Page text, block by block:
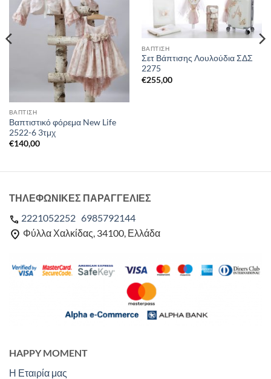
ΒΑΠΤΙΣΗ
Βαπτιστικό φόρεμα New Life
2522-6 3τμχ
€140,00
ΒΑΠΤΙΣΗ
Σετ Βάπτισης Λουλούδια ΣΔΣ
2275
€255,00
HAPPY MOMENT
Η Εταιρία μας
ΤΗΛΕΦΩΝΙΚΕΣ ΠΑΡΑΓΓΕΛΙΕΣ
2221052252 6985792144
Φύλλα Χαλκίδας, 34100, Ελλάδα